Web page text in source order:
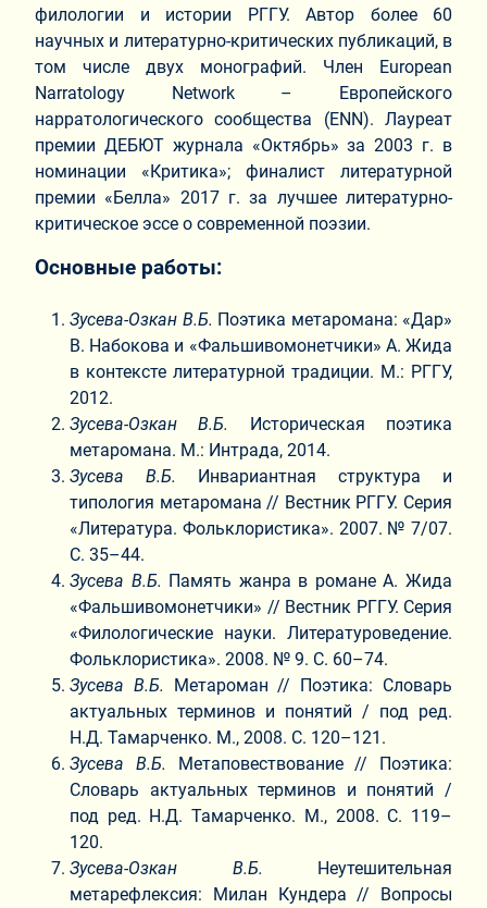
филологии и истории РГГУ. Автор более 60
научных и литературно-критических публикаций, в
том числе двух монографий. Член European
Narratology Network – Европейского
нарратологического сообщества (ENN). Лауреат
премии ДЕБЮТ журнала «Октябрь» за 2003 г. в
номинации «Критика»; финалист литературной
премии «Белла» 2017 г. за лучшее литературно-
критическое эссе о современной поэзии.
Основные работы:
Зусева-Озкан В.Б. Поэтика метаромана: «Дар»
В. Набокова и «Фальшивомонетчики» А. Жида
в контексте литературной традиции. М.: РГГУ,
2012.
Зусева-Озкан В.Б.
Историческая поэтика
метаромана. М.: Интрада, 2014.
Зусева В.Б.
Инвариантная структура и
типология метаромана // Вестник РГГУ. Серия
«Литература. Фольклористика». 2007. № 7/07.
С. 35–44.
Зусева В.Б. Память жанра в романе А. Жида
«Фальшивомонетчики» // Вестник РГГУ. Серия
«Филологические науки. Литературоведение.
Фольклористика». 2008. № 9. С. 60–74.
Зусева В.Б. Метароман // Поэтика: Словарь
актуальных терминов и понятий / под ред.
Н.Д. Тамарченко. М., 2008. С. 120–121.
Зусева В.Б. Метаповествование // Поэтика:
Словарь актуальных терминов и понятий /
под ред. Н.Д. Тамарченко. М., 2008. С. 119–
120.
Зусева-Озкан В.Б. Неутешительная
метарефлексия: Милан Кундера // Вопросы